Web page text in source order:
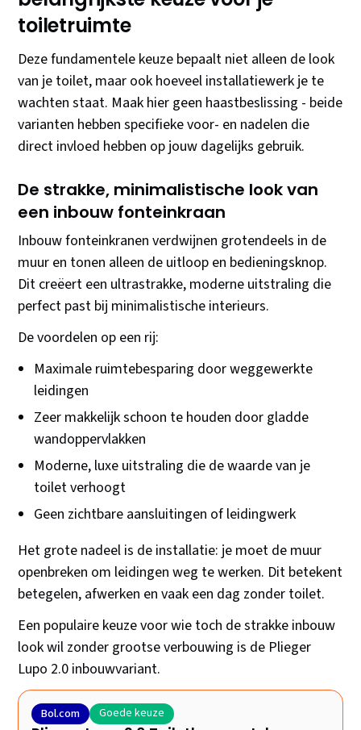
toiletruimte
Deze fundamentele keuze bepaalt niet alleen de look
van je toilet, maar ook hoeveel installatiewerk je te
wachten staat. Maak hier geen haastbeslissing - beide
varianten hebben specifieke voor- en nadelen die
direct invloed hebben op jouw dagelijks gebruik.
De strakke, minimalistische look van
een inbouw fonteinkraan
Inbouw fonteinkranen verdwijnen grotendeels in de
muur en tonen alleen de uitloop en bedieningsknop.
Dit creëert een ultrastrakke, moderne uitstraling die
perfect past bij minimalistische interieurs.
De voordelen op een rij:
Maximale ruimtebesparing door weggewerkte
leidingen
Zeer makkelijk schoon te houden door gladde
wandoppervlakken
Moderne, luxe uitstraling die de waarde van je
toilet verhoogt
Geen zichtbare aansluitingen of leidingwerk
Het grote nadeel is de installatie: je moet de muur
openbreken om leidingen weg te werken. Dit betekent
betegelen, afwerken en vaak een dag zonder toilet.
Een populaire keuze voor wie toch de strakke inbouw
look wil zonder grootse verbouwing is de Plieger
Lupo 2.0 inbouwvariant.
Bol.com Goede keuze